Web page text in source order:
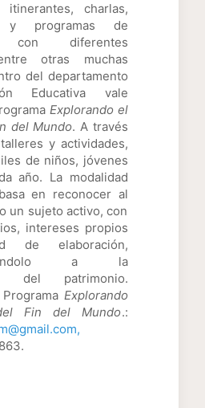
itinerantes, charlas,
y programas de
con diferentes
otras muchas
del departamento
Educativa vale
Explorando el
del Mundo. A través
y actividades,
de niños, jóvenes
año. La modalidad
en reconocer al
un sujeto activo, con
intereses propios
de elaboración,
a la
del patrimonio.
Explorando
Fin del Mundo.: